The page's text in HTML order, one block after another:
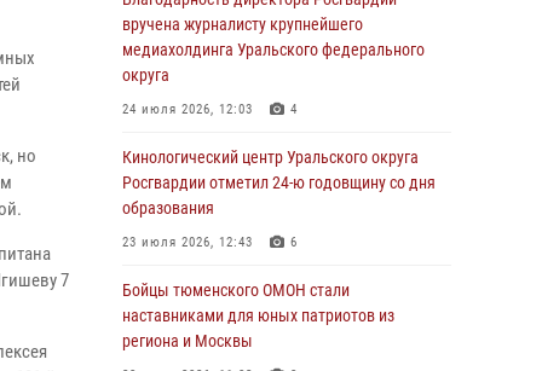
но
7
Стальной характер продемонстрировали
росгвардейцы в ходе масштабных
спортивных событий на Урале
05 августа 2026, 05:22
В Тюмени сотрудник Росгвардии во
внеслужебное время задержал виновника
ДТП
05 августа 2026, 05:15
Со 101-м Днём рождения поздравили
сотрудники Росгвардии труженицу тыла из
Тюмени
вручена журналисту крупнейшего
медиахолдинга Уральского федерального
округа
24 июля 2026, 12:03 4
Кинологический центр Уральского округа
Росгвардии отметил 24-ю годовщину со дня
образования
23 июля 2026, 12:43 6
Бойцы тюменского ОМОН стали
наставниками для юных патриотов из
региона и Москвы